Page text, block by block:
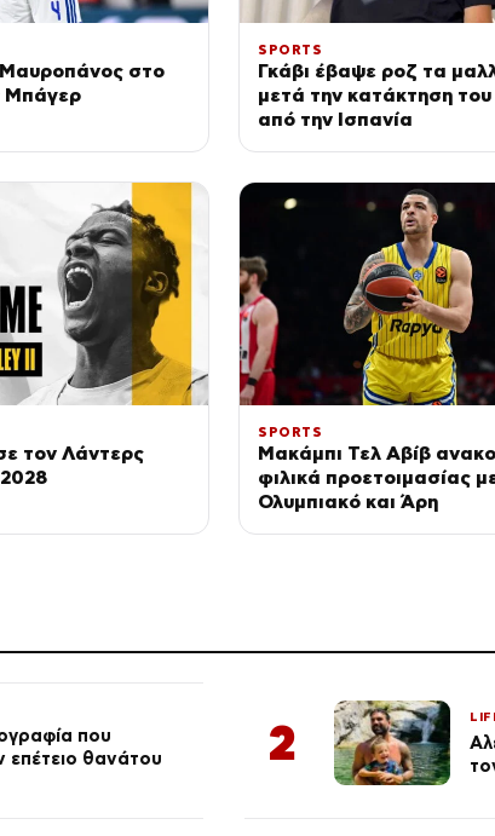
στο
Μπάγερ
SPORTS
Γκάβι έβαψε ροζ τα
μετά την κατάκτηση
από την Ισπανία
τον Λάντερς
SPORTS
Μακάμπι Τελ Αβίβ
φιλικά προετοιμασίας
Ολυμπιακό και Άρη
που
επέτειο θανάτου
2